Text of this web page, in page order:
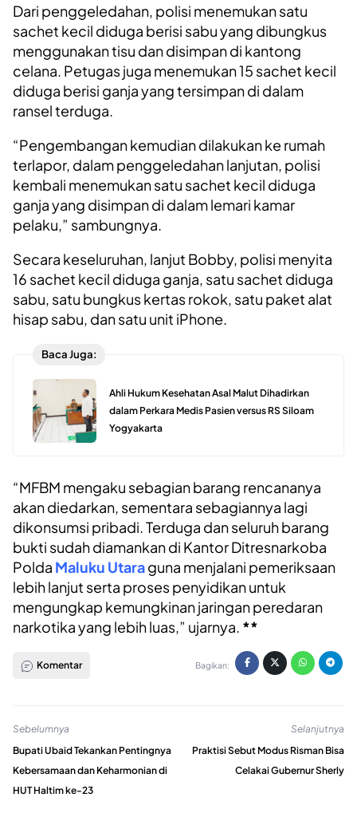
Dari penggeledahan, polisi menemukan satu
sachet kecil diduga berisi sabu yang dibungkus
menggunakan tisu dan disimpan di kantong
celana. Petugas juga menemukan 15 sachet kecil
diduga berisi ganja yang tersimpan di dalam
ransel terduga.
“Pengembangan kemudian dilakukan ke rumah
terlapor, dalam penggeledahan lanjutan, polisi
kembali menemukan satu sachet kecil diduga
ganja yang disimpan di dalam lemari kamar
pelaku,” sambungnya.
Secara keseluruhan, lanjut Bobby, polisi menyita
16 sachet kecil diduga ganja, satu sachet diduga
sabu, satu bungkus kertas rokok, satu paket alat
hisap sabu, dan satu unit iPhone.
Baca Juga:
Ahli Hukum Kesehatan Asal Malut Dihadirkan
dalam Perkara Medis Pasien versus RS Siloam
Yogyakarta
“MFBM mengaku sebagian barang rencananya
akan diedarkan, sementara sebagiannya lagi
dikonsumsi pribadi. Terduga dan seluruh barang
bukti sudah diamankan di Kantor Ditresnarkoba
Polda Maluku Utaraguna menjalani pemeriksaan
lebih lanjut serta proses penyidikan untuk
mengungkap kemungkinan jaringan peredaran
narkotika yang lebih luas,” ujarnya. **
Komentar Bagikan:
Sebelumnya
Bupati Ubaid Tekankan Pentingnya
Kebersamaan dan Keharmonian di
HUT Haltim ke-23
Selanjutnya
Praktisi Sebut Modus Risman Bisa
Celakai Gubernur Sherly